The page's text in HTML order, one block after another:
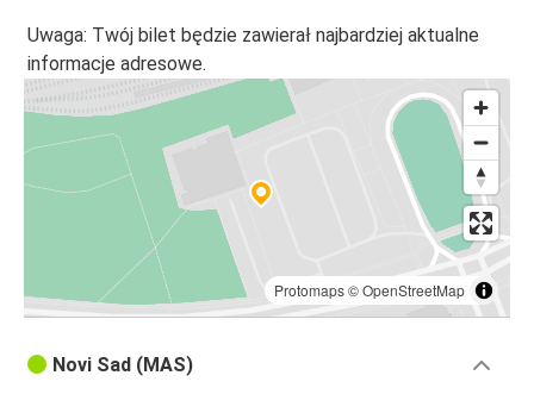
Uwaga: Twój bilet będzie zawierał najbardziej aktualne
informacje adresowe.
Protomaps©OpenStreetMap
Novi Sad (MAS)